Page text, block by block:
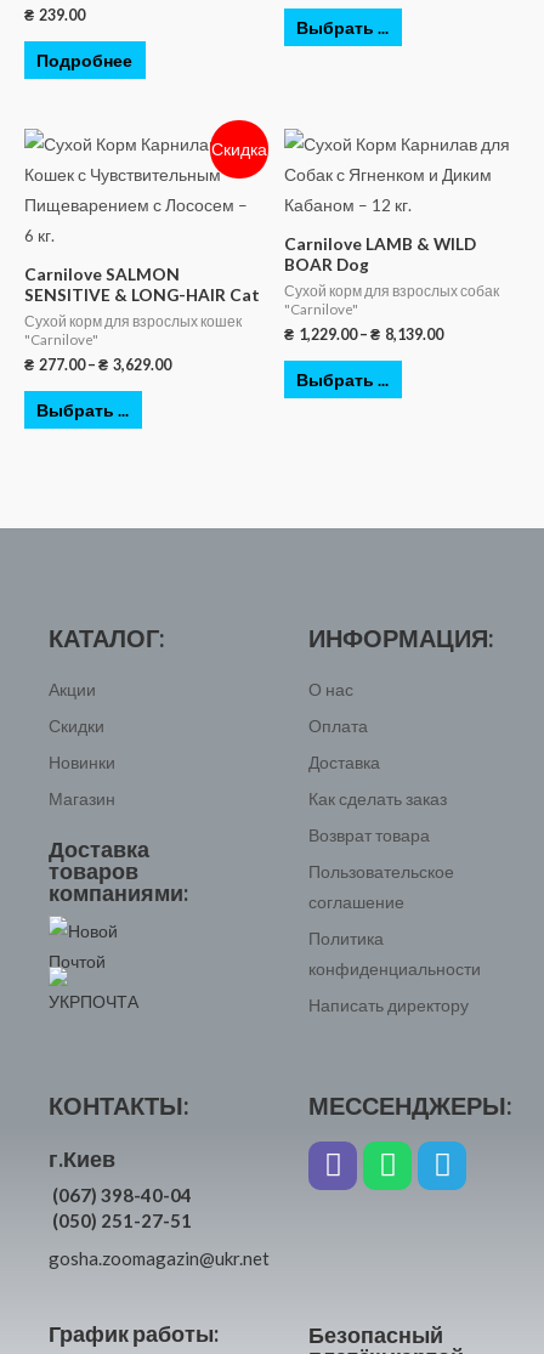
₴ 239.00
Подробнее
Выбрать ...
Скидка
Carnilove SALMON
SENSITIVE & LONG-HAIR Cat
Сухой корм для взрослых кошек
"Carnilove"
₴ 277.00– ₴ 3,629.00
Выбрать ...
Carnilove LAMB & WILD
BOAR Dog
Сухой корм для взрослых собак
"Carnilove"
₴ 1,229.00– ₴ 8,139.00
Выбрать ...
КАТАЛОГ:
Акции
Скидки
Новинки
Магазин
Доставка
товаров
компаниями:
ИНФОРМАЦИЯ:
О нас
Оплата
Доставка
Как сделать заказ
Возврат товара
Пользовательское
соглашение
Политика
конфиденциальности
Написать директору
КОНТАКТЫ:
г.Киев
(067) 398-40-04
(050) 251-27-51
gosha.zoomagazin@ukr.net
График работы:
МЕССЕНДЖЕРЫ:
Безопасный